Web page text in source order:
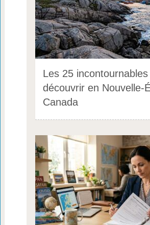
Les 25 incontournables
découvrir en Nouvelle-
Canada